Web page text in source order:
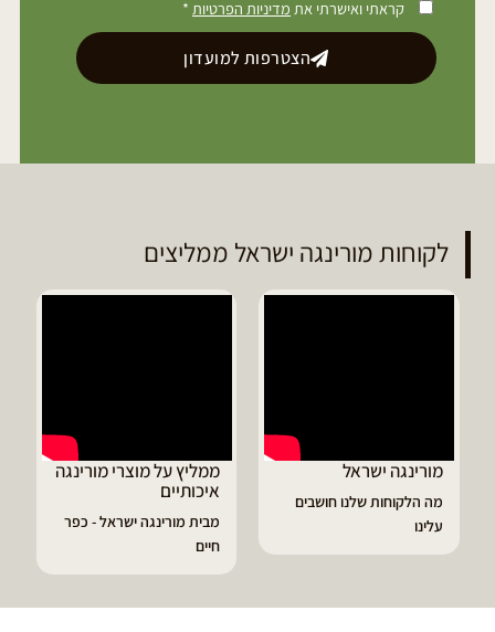
קראתי ואישרתי את מדיניות הפרטיות*
הצטרפות למועדון
לקוחות מורינגה ישראל ממליצים
מורינגה ישראל
מה הלקוחות שלנו חושבים
עלינו
ממליץ על מוצרי מורינגה
איכותיים
מבית מורינגה ישראל - כפר
חיים